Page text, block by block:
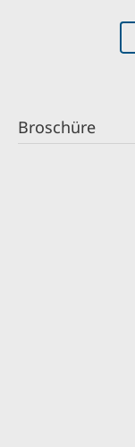
Broschüre